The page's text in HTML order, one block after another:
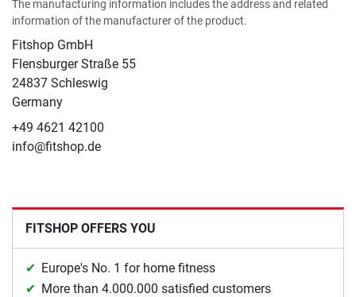
The manufacturing information includes the address and related
information of the manufacturer of the product.
Fitshop GmbH
Flensburger Straße 55
24837 Schleswig
Germany
+49 4621 42100
info@fitshop.de
FITSHOP OFFERS YOU
Europe's No. 1 for home fitness
More than 4.000.000 satisfied customers